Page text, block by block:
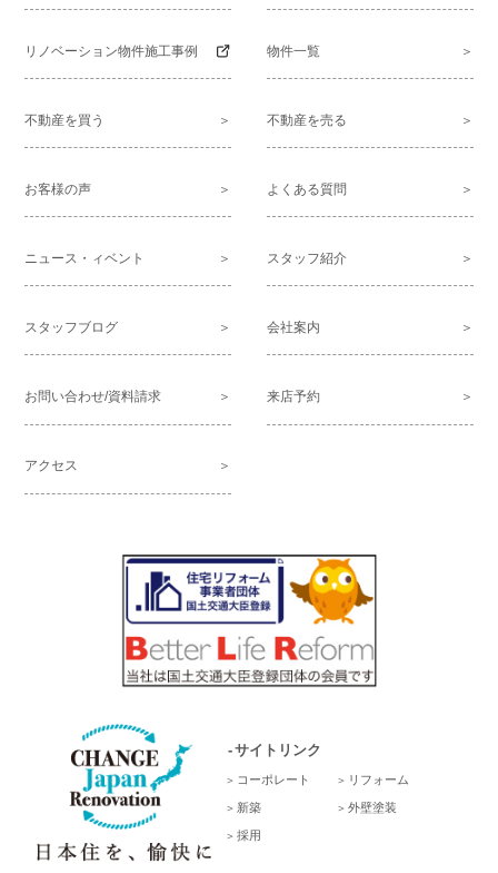
リノベーション物件施工事例 物件一覧
不動産を買う 不動産を売る
お客様の声 よくある質問
ニュース・ィベント スタッフ紹介
スタッフブログ 会社案内
お問い合わせ/資料請求 来店予約
アクセス
サイトリンク
コーポレート リフォーム
新築 外壁塗装
採用